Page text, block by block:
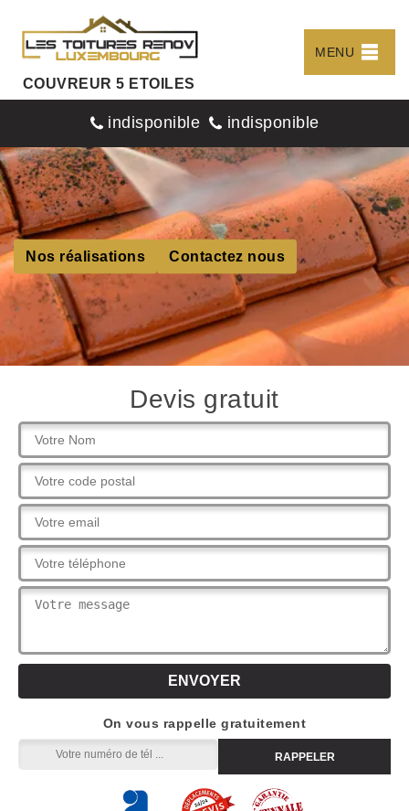
COUVREUR 5 ETOILES
MENU
indisponible indisponible
Nos réalisations Contactez nous
Devis gratuit
On vous rappelle gratuitement